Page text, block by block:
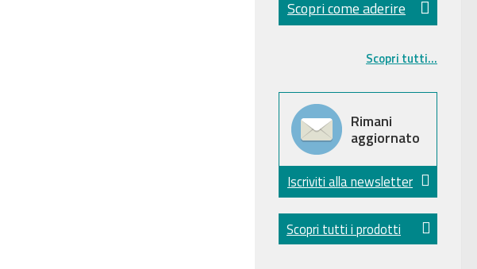
Scopri come aderire
Scopri tutti...
Rimani
aggiornato
Iscriviti alla newsletter
Scopri tutti i prodotti